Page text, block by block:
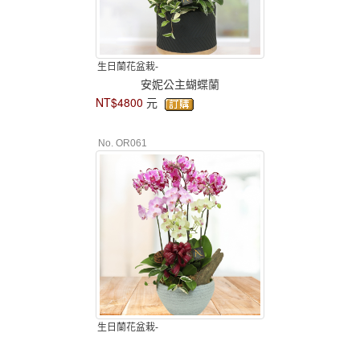
生日蘭花盆栽-
安妮公主蝴蝶蘭
NT$4800 元
No. OR061
生日蘭花盆栽-